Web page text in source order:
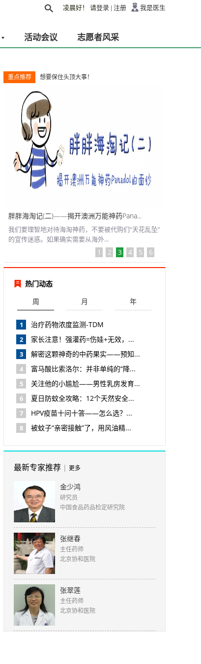
凌晨好！ 请登录 | 注册 我是医生
活动会议 志愿者风采
重点推荐 想要保住头顶大事！
胖胖海淘记(二)——揭开澳洲万能神药Pana...
我们要理智地对待海淘神药，不要被代购们“天花乱坠”
的宣传迷惑。如果确实需要从海外...
1 2 3 4 5 6
热门动态
周
月 年
1 治疗药物浓度监测-TDM
2 家长注意！强灌药=伤娃+无效，...
3 解密这颗神奇的中药果实——预知...
4 富马酸比索洛尔：并非单纯的“降...
5 关注他的小尴尬——男性乳房发育...
6 夏日防蚊全攻略：12个天然安全...
7 HPV疫苗十问十答——怎么选？...
8 被蚊子“亲密接触”了，用风油精...
最新专家推荐 | 更多
金少鸿
研究员
中国食品药品检定研究院
张继春
主任药师
北京协和医院
张翠莲
主任药师
北京协和医院